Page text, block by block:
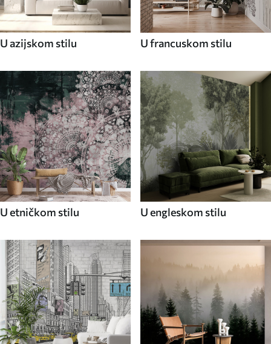
U azijskom stilu U francuskom stilu
U etničkom stilu U engleskom stilu